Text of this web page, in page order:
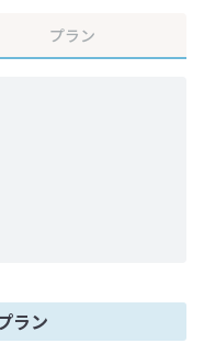
プラン
ラン